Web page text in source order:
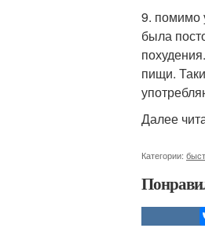
9. помимо
была
пищи.
Далее
Категории: